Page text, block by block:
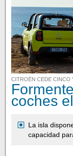
CITROËN CEDE CINCO
coches
La isla
capacidad